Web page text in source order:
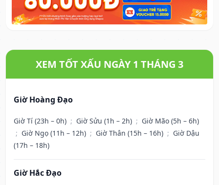
XEM TỐT XẤU NGÀY 1 THÁNG 3
Giờ Hoàng Đạo
Giờ Tí (23h – 0h) ; Giờ Sửu (1h – 2h) ; Giờ Mão (5h – 6h)
; Giờ Ngọ (11h – 12h) ; Giờ Thân (15h – 16h) ; Giờ Dậu
(17h – 18h)
Giờ Hắc Đạo